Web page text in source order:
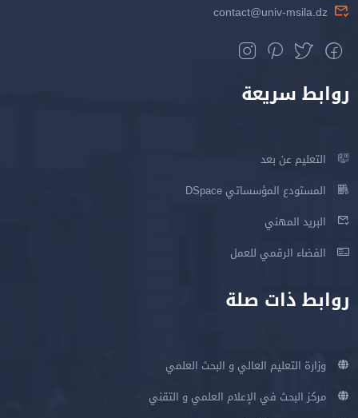
contact@univ-msila.dz
روابط سريعة
التعليم عن بعد
المستودع المؤسساتي DSpace
البريد المهني
الفضاء الرقمي للعمل
روابط ذات صلة
وزارة التعليم العالي و البحث العلمي
مركز البحث في الإعلام العلمي و التقني